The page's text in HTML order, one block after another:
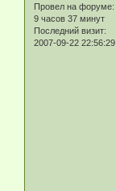
Провел на форуме:
9 часов 37 минут
Последний визит:
2007-09-22 22:56:29